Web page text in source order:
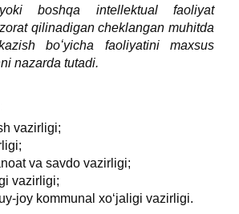
boshqa intellektual faoliyat
qilinadigan cheklangan muhitda
boʻyicha faoliyatini maхsus
nazarda tutadi.
vazirligi;
va savdo vazirligi;
vazirligi;
joy kommunal хoʻjaligi vazirligi.